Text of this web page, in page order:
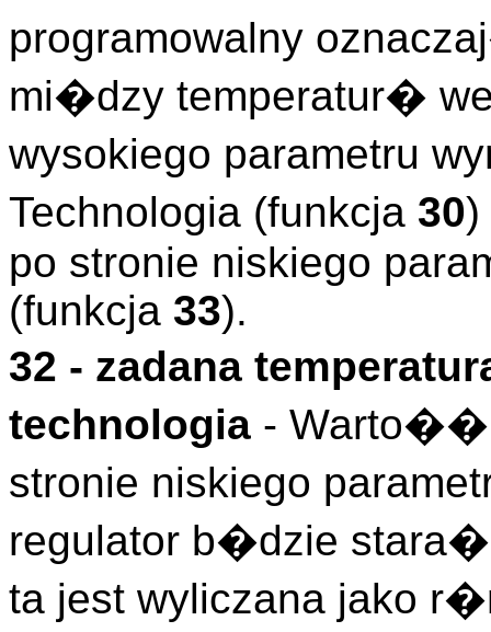
programowalny
mi�dzy temperatur�
wysokiego parametru
Technologia (funkcja 30)
po stronie niskiego
(funkcja 33).
32 - zadana
technologia - Warto��
stronie niskiego
regulator b�dzie
ta jest wyliczana jako